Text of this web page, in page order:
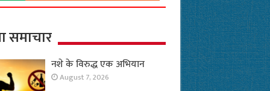
समाचार
नशे के विरुद्ध एक अभियान
August 7, 2026